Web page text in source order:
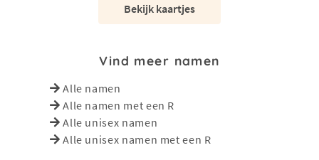
Bekijk kaartjes
Vind meer namen
Alle namen
Alle namen met een R
Alle unisex namen
Alle unisex namen met een R